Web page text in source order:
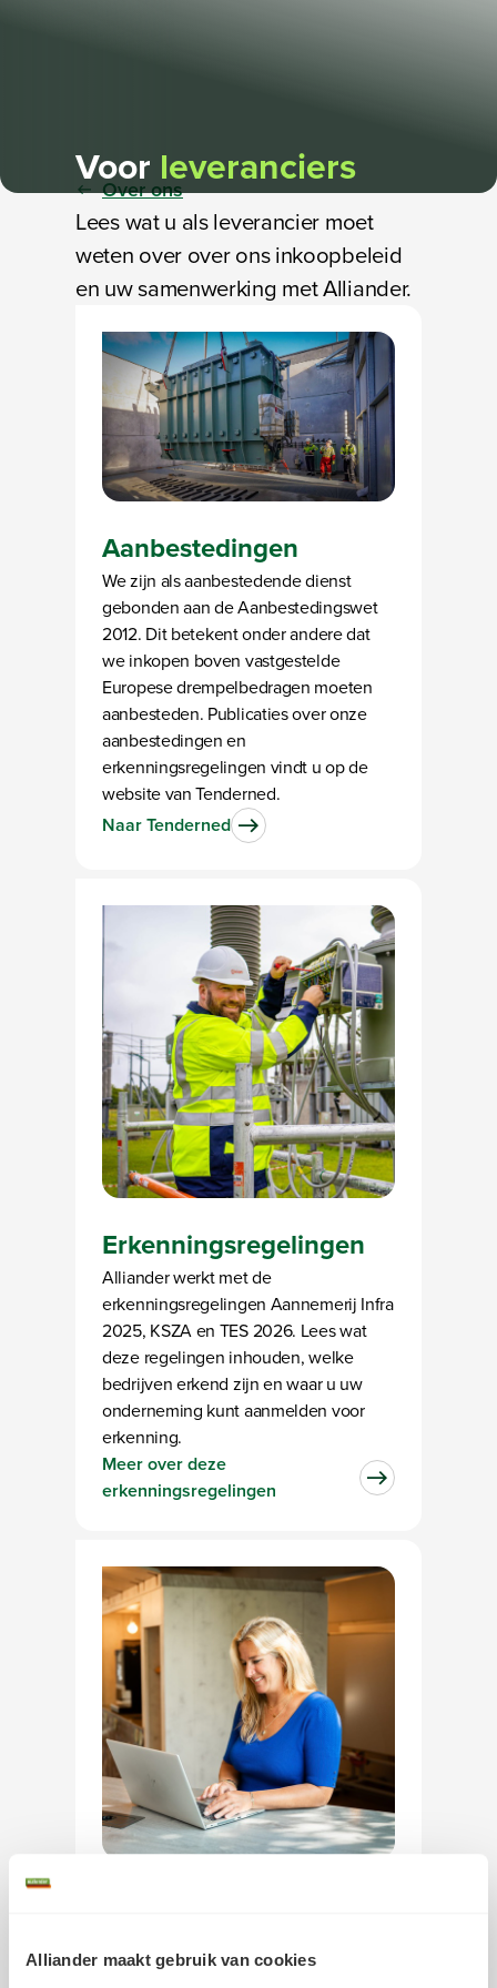
Alliander maakt gebruik van cookies
Voor leveranciers
Over ons
Lees wat u als leverancier moet
weten over over ons inkoopbeleid
en uw samenwerking met Alliander.
Aanbestedingen
We zijn als aanbestedende dienst
gebonden aan de Aanbestedingswet
2012. Dit betekent onder andere dat
we inkopen boven vastgestelde
Europese drempelbedragen moeten
aanbesteden. Publicaties over onze
aanbestedingen en
erkenningsregelingen vindt u op de
website van Tenderned.
Naar Tenderned
Erkenningsregelingen
Alliander werkt met de
erkenningsregelingen Aannemerij Infra
2025, KSZA en TES 2026. Lees wat
deze regelingen inhouden, welke
bedrijven erkend zijn en waar u uw
onderneming kunt aanmelden voor
erkenning.
Meer over deze
erkenningsregelingen
en logistieke voorwaarden